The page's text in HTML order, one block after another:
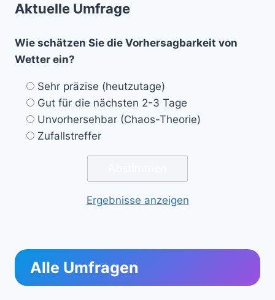
Aktuelle Umfrage
Wie schätzen Sie die Vorhersagbarkeit von
Wetter ein?
Sehr präzise (heutzutage)
Gut für die nächsten 2-3 Tage
Unvorhersehbar (Chaos-Theorie)
Zufallstreffer
Ergebnisse anzeigen
Alle Umfragen